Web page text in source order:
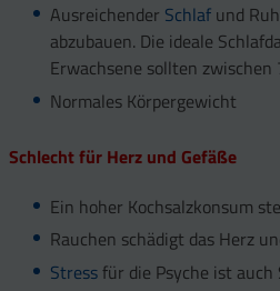
Ausreichender Schlafund
abzubauen. Die ideale
Erwachsene sollten
Normales Körpergewicht
Schlecht für Herz und Gefäße
Ein hoher Kochsalzkonsum
Rauchen schädigt das Herz
Stressfür die Psyche ist auch